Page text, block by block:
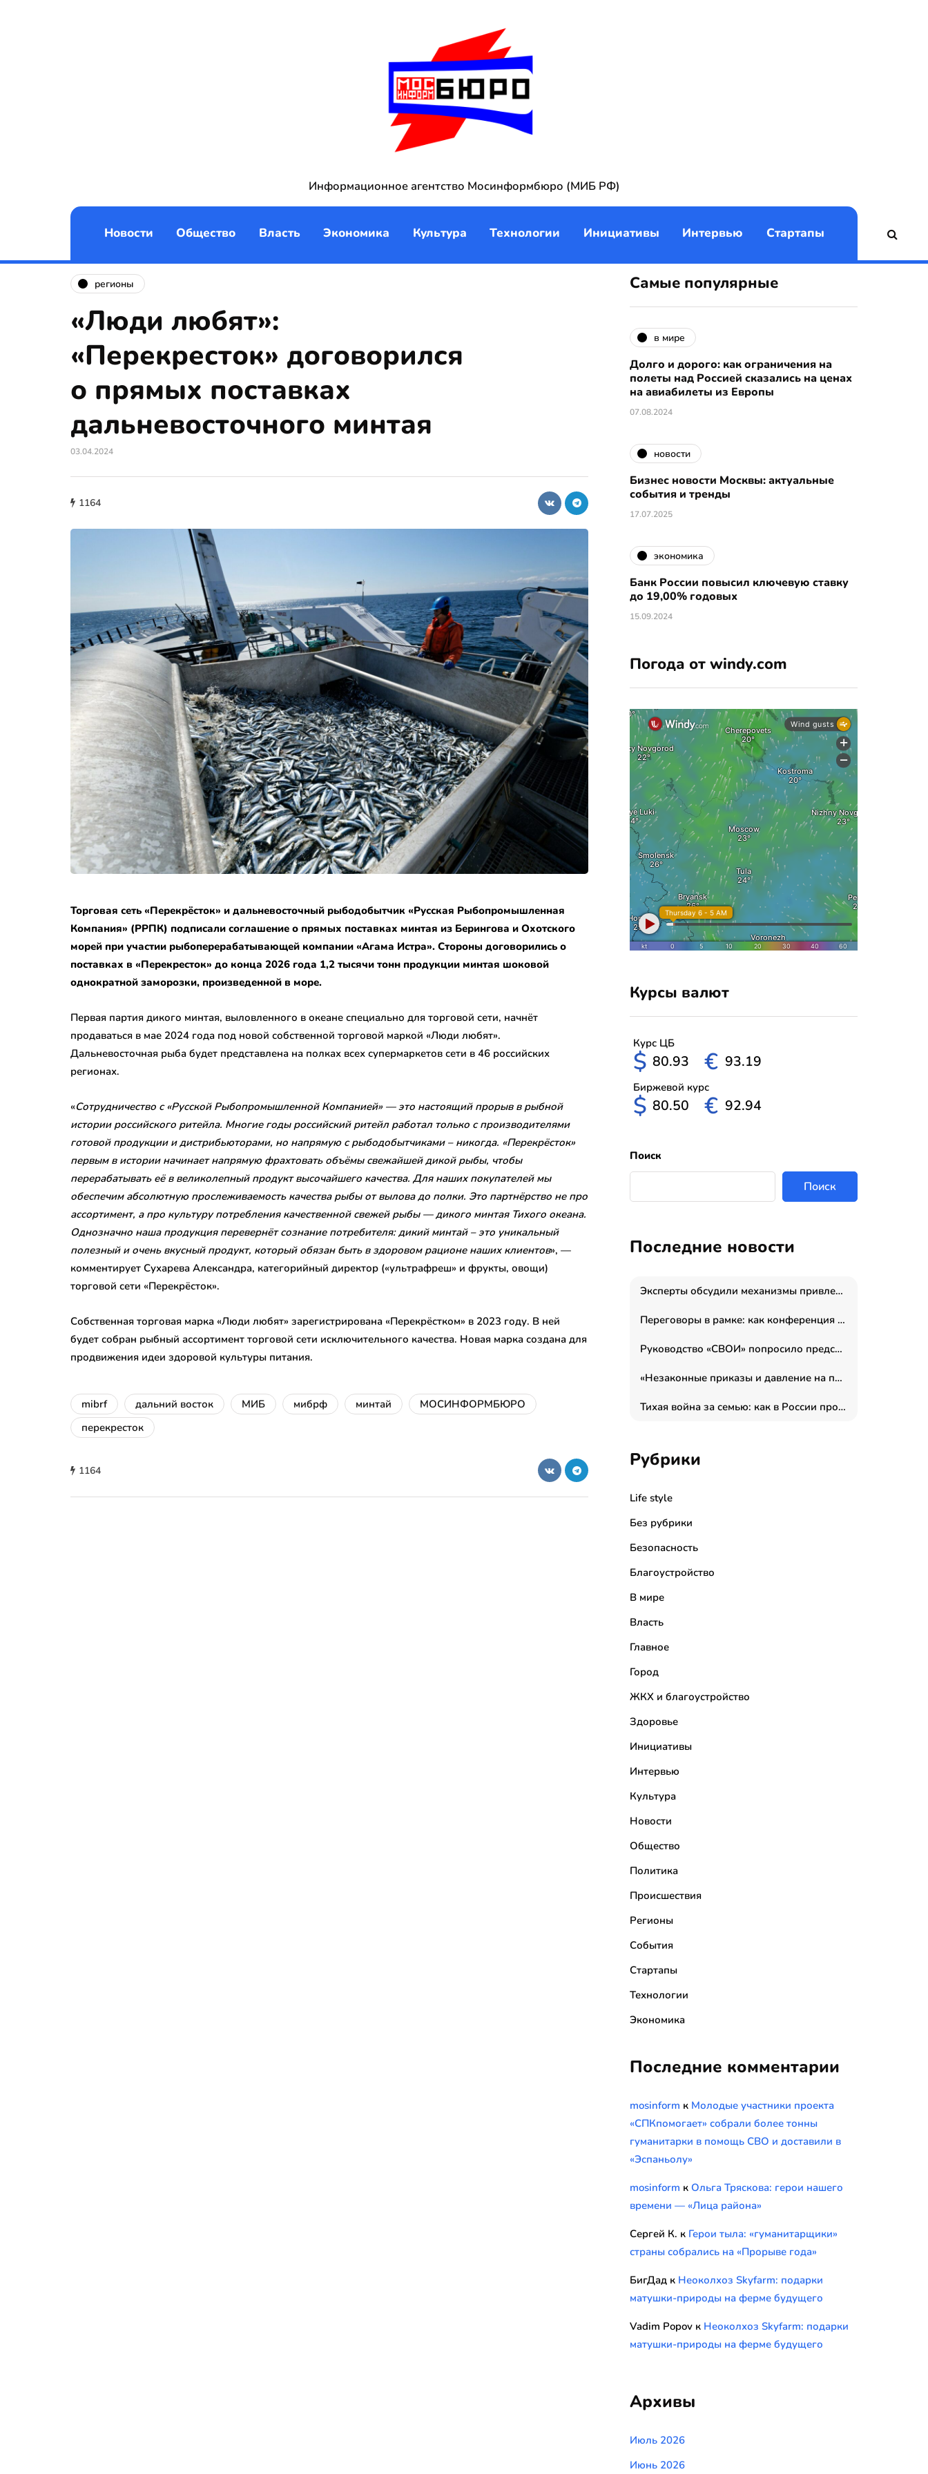
Информационное агентство Мосинформбюро (МИБ РФ)
Новости Общество Власть Экономика Культура Технологии Инициативы Интервью Стартапы
регионы
«Люди любят»:
«Перекресток» договорился
о прямых поставках
дальневосточного минтая
03.04.2024
1164
Торговая сеть «Перекрёсток» и дальневосточный рыбодобытчик «Русская Рыбопромышленная
Компания» (РРПК) подписали соглашение о прямых поставках минтая из Берингова и Охотского
морей при участии рыбоперерабатывающей компании «Агама Истра». Стороны договорились о
поставках в «Перекресток» до конца 2026 года 1,2 тысячи тонн продукции минтая шоковой
однократной заморозки, произведенной в море.
Первая партия дикого минтая, выловленного в океане специально для торговой сети, начнёт
продаваться в мае 2024 года под новой собственной торговой маркой «Люди любят».
Дальневосточная рыба будет представлена на полках всех супермаркетов сети в 46 российских
регионах.
«Сотрудничество с «Русской Рыбопромышленной Компанией» — это настоящий прорыв в рыбной
истории российского ритейла. Многие годы российский ритейл работал только с производителями
готовой продукции и дистрибьюторами, но напрямую с рыбодобытчиками – никогда. «Перекрёсток»
первым в истории начинает напрямую фрахтовать объёмы свежайшей дикой рыбы, чтобы
перерабатывать её в великолепный продукт высочайшего качества. Для наших покупателей мы
обеспечим абсолютную прослеживаемость качества рыбы от вылова до полки. Это партнёрство не про
ассортимент, а про культуру потребления качественной свежей рыбы — дикого минтая Тихого океана.
Однозначно наша продукция перевернёт сознание потребителя: дикий минтай – это уникальный
полезный и очень вкусный продукт, который обязан быть в здоровом рационе наших клиентов», —
комментирует Сухарева Александра, категорийный директор («ультрафреш» и фрукты, овощи)
торговой сети «Перекрёсток».
Собственная торговая марка «Люди любят» зарегистрирована «Перекрёстком» в 2023 году. В ней
будет собран рыбный ассортимент торговой сети исключительного качества. Новая марка создана для
продвижения идеи здоровой культуры питания.
mibrf дальний восток МИБ мибрф минтай
МОСИНФОРМБЮРО
перекресток
1164
Самые популярные
в мире
Долго и дорого: как ограничения на
полеты над Россией сказались на ценах
на авиабилеты из Европы
07.08.2024
новости
Бизнес новости Москвы: актуальные
события и тренды
17.07.2025
экономика
Банк России повысил ключевую ставку
до 19,00% годовых
15.09.2024
Погода от windy.com
Курсы валют
Курс ЦБ
$ 80.93 € 93.19
Биржевой курс
$ 80.50 € 92.94
Поиск
Поиск
Последние новости
Эксперты обсудили механизмы привлечения молодых специалистов в промышленные города
Переговоры в рамке: как конференция «Бизнес как искусство» переформатирует деловой этикет в стенах ТПП РФ
Руководство «СВОИ» попросило председателя СКР дать правовую оценку обысков в тыловом штабе
«Незаконные приказы и давление на полицию»: Эрнеста Султанова задержали у посольства Израиля во время одиночного пикета
Тихая война за семью: как в России прошла неделя правовой помощи
Рубрики
Life style
Без рубрики
Безопасность
Благоустройство
В мире
Власть
Главное
Город
ЖКХ и благоустройство
Здоровье
Инициативы
Интервью
Культура
Новости
Общество
Политика
Происшествия
Регионы
События
Стартапы
Технологии
Экономика
Последние комментарии
mosinform к Молодые участники проекта
«СПКпомогает» собрали более тонны
гуманитарки в помощь СВО и доставили в
«Эспаньолу»
mosinform к Ольга Тряскова: герои нашего
времени — «Лица района»
Сергей К. к Герои тыла: «гуманитарщики»
страны собрались на «Прорыве года»
БигДад к Неоколхоз Skyfarm: подарки
матушки-природы на ферме будущего
Vadim Popov к Неоколхоз Skyfarm: подарки
матушки-природы на ферме будущего
Архивы
Июль 2026
Июнь 2026